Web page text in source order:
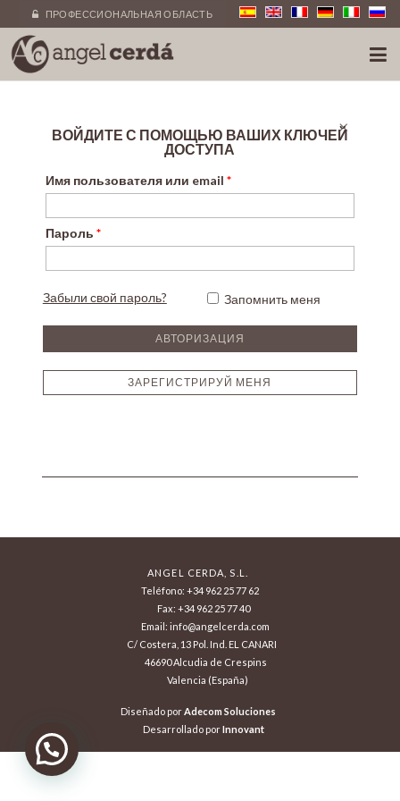
ПРОФЕССИОНАЛЬНАЯ ОБЛАСТЬ
ВОЙДИТЕ С ПОМОЩЬЮ ВАШИХ КЛЮЧЕЙ
ДОСТУПА
Имя пользователя или email *
Пароль *
Забыли свой пароль? Запомнить меня
ЗАРЕГИСТРИРУЙ МЕНЯ
×
ANGEL CERDA, S.L.
Teléfono: +34 962 25 77 62
Fax: +34 962 25 77 40
Email: info@angelcerda.com
C/ Costera, 13 Pol. Ind. EL CANARI
46690 Alcudia de Crespins
Valencia (España)
Diseñado porAdecom Soluciones
Desarrollado porInnovant